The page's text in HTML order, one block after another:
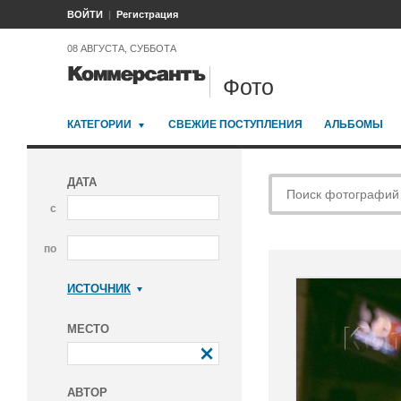
ВОЙТИ Регистрация
08 АВГУСТА, СУББОТА
Фото
КАТЕГОРИИ СВЕЖИЕ ПОСТУПЛЕНИЯ АЛЬБОМЫ
ДАТА
с
по
ИСТОЧНИК
МЕСТО
АВТОР